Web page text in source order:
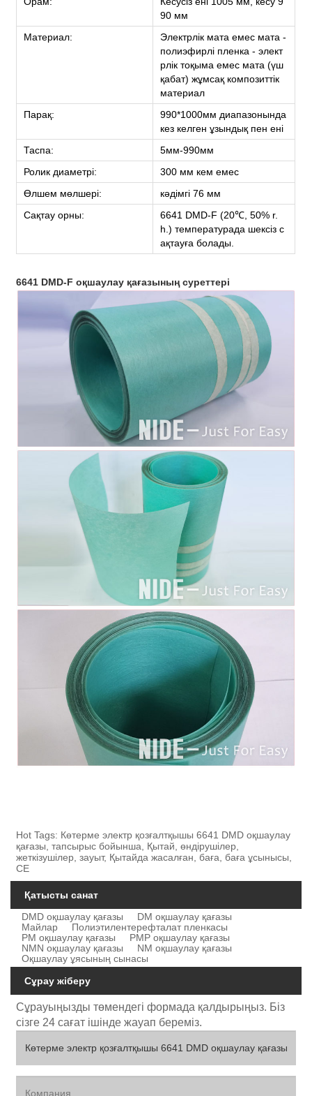
90 мм
Материал:
Электрлік мата емес мата -
полиэфирлі пленка - элект
рлік тоқыма емес мата (үш
қабат) жұмсақ композиттік
материал
Парақ:
990*1000мм диапазонында
кез келген ұзындық пен ені
Таспа:
5мм-990мм
Ролик диаметрі:
300 мм кем емес
Өлшем мөлшері:
кәдімгі 76 мм
Сақтау орны:
6641 DMD-F (20℃, 50% r.
h.) температурада шексіз с
ақтауға болады.
6641 DMD-F оқшаулау қағазының суреттері
Hot Tags: Көтерме электр қозғалтқышы 6641 DMD оқшаулау
қағазы, тапсырыс бойынша, Қытай, өндірушілер,
жеткізушілер, зауыт, Қытайда жасалған, баға, баға ұсынысы,
CE
Қатысты санат
DMD оқшаулау қағазы
DM оқшаулау қағазы
Майлар
Полиэтилентерефталат пленкасы
PM оқшаулау қағазы
PMP оқшаулау қағазы
NMN оқшаулау қағазы
NM оқшаулау қағазы
Оқшаулау ұясының сынасы
Сұрау жіберу
Сұрауыңызды төмендегі формада қалдырыңыз. Біз
сізге 24 сағат ішінде жауап береміз.